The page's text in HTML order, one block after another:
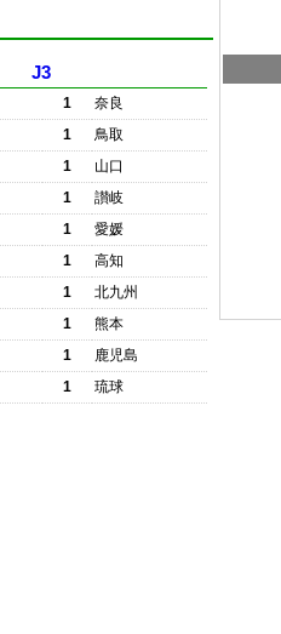
J3
1
奈良
1
鳥取
1
山口
1
讃岐
1
愛媛
1
高知
1
北九州
1
熊本
1
鹿児島
1 琉球